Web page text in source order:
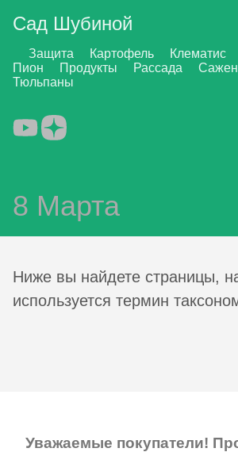
Сад Шубиной
Защита Картофель Клематис
Пион
Продукты Рассада
Тюльпаны
8 Марта
Ниже вы найдете страницы,
используется термин
Уважаемые покупатели!